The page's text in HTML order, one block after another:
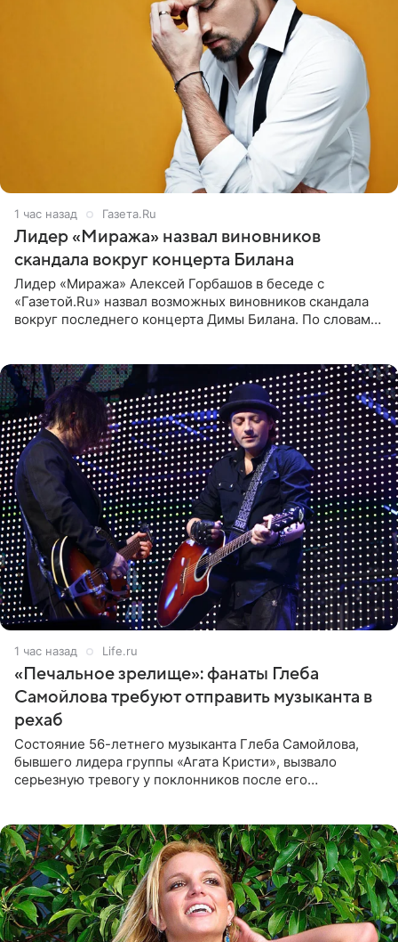
1 час назад Газета.Ru
Лидер «Миража» назвал виновников
скандала вокруг концерта Билана
Лидер «Миража» Алексей Горбашов в беседе с
«Газетой.Ru» назвал возможных виновников скандала
вокруг последнего концерта Димы Билана. По словам
1 час назад Life.ru
«Печальное зрелище»: фанаты Глеба
Самойлова требуют отправить музыканта в
рехаб
Состояние 56-летнего музыканта Глеба Самойлова,
бывшего лидера группы «Агата Кристи», вызвало
серьезную тревогу у поклонников после его